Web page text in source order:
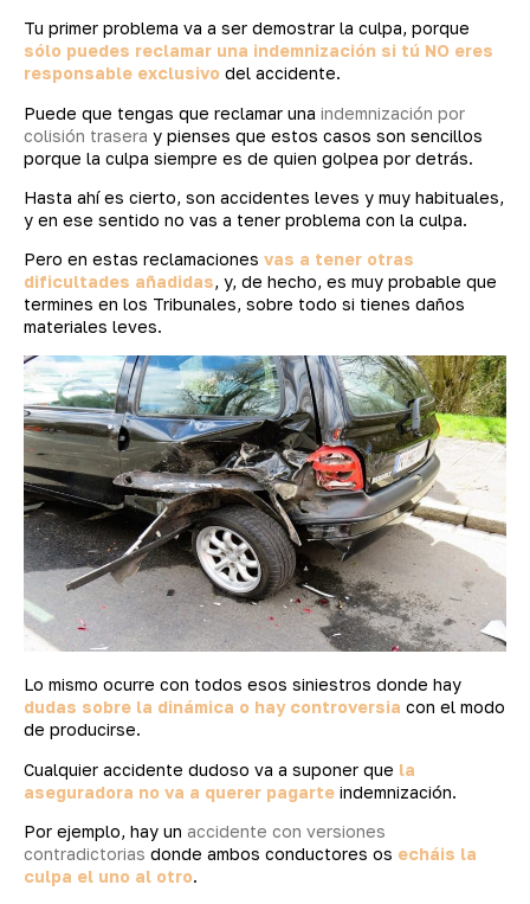
Tu primer problema va a ser demostrar la culpa, porque
sólo puedes reclamar una indemnización si tú NO eres
responsable exclusivo del accidente.
Puede que tengas que reclamar una indemnización por
colisión trasera y pienses que estos casos son sencillos
porque la culpa siempre es de quien golpea por detrás.
Hasta ahí es cierto, son accidentes leves y muy habituales,
y en ese sentido no vas a tener problema con la culpa.
Pero en estas reclamaciones vas a tener otras
dificultades añadidas, y, de hecho, es muy probable que
termines en los Tribunales, sobre todo si tienes daños
materiales leves.
Lo mismo ocurre con todos esos siniestros donde hay
dudas sobre la dinámica o hay controversia con el modo
de producirse.
Cualquier accidente dudoso va a suponer que la
aseguradora no va a querer pagarte indemnización.
Por ejemplo, hay un accidente con versiones
contradictorias donde ambos conductores os echáis la
culpa el uno al otro.